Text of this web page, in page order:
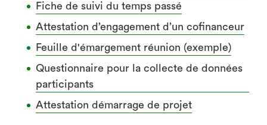
Fiche de suivi du temps passé
Attestation d’engagement d’un cofinanceur
Feuille d'émargement réunion (exemple)
Questionnaire pour la collecte de données
participants
Attestation démarrage de projet